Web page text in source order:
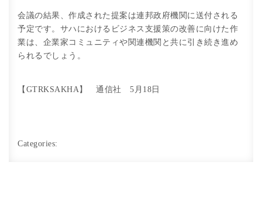
会議の結果、作成された提案は連邦政府機関に送付される
予定です。サハにおけるビジネス支援策の改善に向けた作
業は、企業家コミュニティや関連機関と共に引き続き進め
られるでしょう。
【GTRKSAKHA】 通信社 5月18日
Categories: